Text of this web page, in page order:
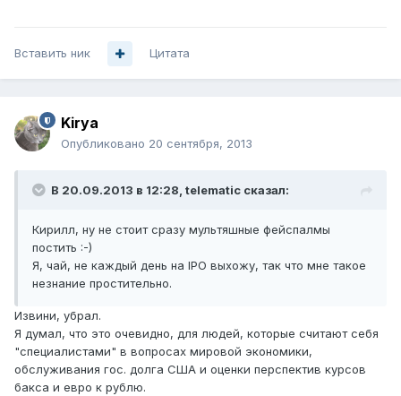
Вставить ник Цитата
Kirya
Опубликовано 20 сентября, 2013
В 20.09.2013 в 12:28, telematic сказал:
Кирилл, ну не стоит сразу мультяшные фейспалмы
постить :-)
Я, чай, не каждый день на IPO выхожу, так что мне такое
незнание простительно.
Извини, убрал.
Я думал, что это очевидно, для людей, которые считают себя
"специалистами" в вопросах мировой экономики,
обслуживания гос. долга США и оценки перспектив курсов
бакса и евро к рублю.